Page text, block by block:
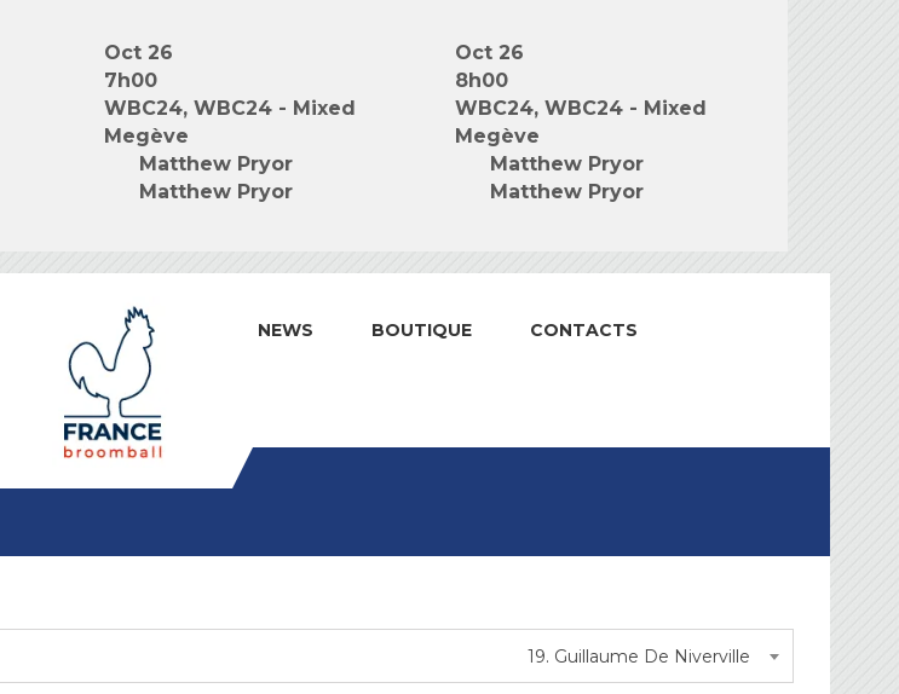
Oct 26
7h00
WBC24, WBC24 - Mixed
Megève
Matthew Pryor
Matthew Pryor
Oct 26
8h00
WBC24, WBC24 - Mixed
Megève
Matthew Pryor
Matthew Pryor
NEWS BOUTIQUE CONTACTS
19. Guillaume De Niverville